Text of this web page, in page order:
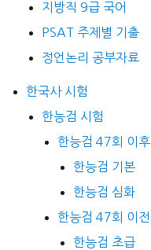
지방직 9급 국어
PSAT 주제별 기출
정언논리 공부자료
한국사 시험
한능검 시험
한능검 47회 이후
한능검 기본
한능검 심화
한능검 47회 이전
한능검 초급